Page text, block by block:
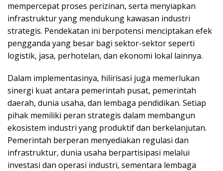
mempercepat proses perizinan, serta menyiapkan
infrastruktur yang mendukung kawasan industri
strategis. Pendekatan ini berpotensi menciptakan efek
pengganda yang besar bagi sektor-sektor seperti
logistik, jasa, perhotelan, dan ekonomi lokal lainnya.
Dalam implementasinya, hilirisasi juga memerlukan
sinergi kuat antara pemerintah pusat, pemerintah
daerah, dunia usaha, dan lembaga pendidikan. Setiap
pihak memiliki peran strategis dalam membangun
ekosistem industri yang produktif dan berkelanjutan.
Pemerintah berperan menyediakan regulasi dan
infrastruktur, dunia usaha berpartisipasi melalui
investasi dan operasi industri, sementara lembaga